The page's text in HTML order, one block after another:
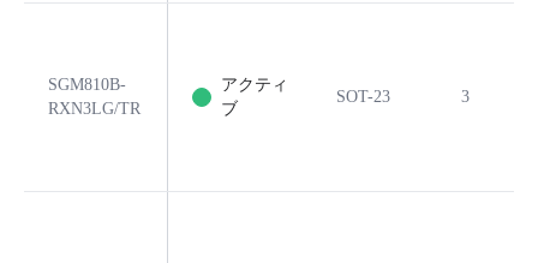
SGM810B-
RXN3LG/TR
アクティ
ブ
SOT-23 3